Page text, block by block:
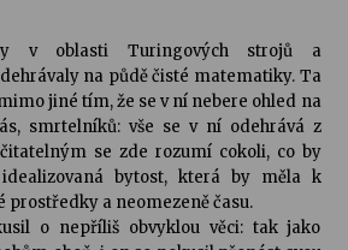
v oblasti Turingových strojů a
na půdě čisté matematiky. Ta
jiné tím, že se v ní nebere ohled na
smrtelníků: vše se v ní odehrává z
se zde rozumí cokoli, co by
bytost, která by měla k
prostředky a neomezeně času.
o nepříliš obvyklou věci: tak jako